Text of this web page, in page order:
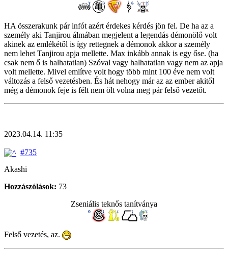
HA összerakunk pár infót azért érdekes kérdés jön fel. De ha az a
személy aki Tanjirou álmában megjelent a legendás démonölő volt
akinek az emlékétől is így rettegnek a démonok akkor a személy
nem lehet Tanjirou apja mellette. Max inkább annak is egy őse. (ha
csak nem ő is halhatatlan) Szóval vagy halhatatlan vagy nem az apja
volt mellette. Mivel említve volt hogy több mint 100 éve nem volt
változás a felső vezetésben. És hát nehogy már az az ember akitől
még a démonok feje is félt nem ölt volna meg pár felső vezetőt.
2023.04.14. 11:35
#735
Akashi
Hozzászólások: 73
Zseniális teknős tanítványa
Felső vezetés, az.